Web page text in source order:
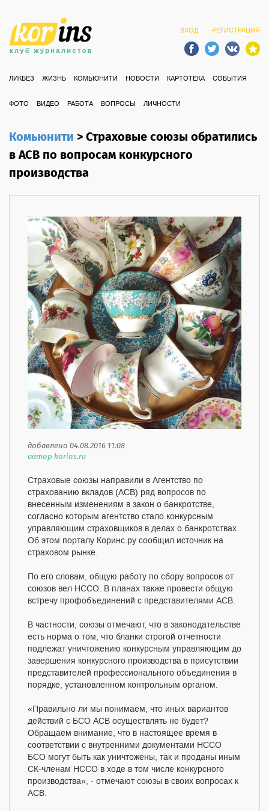
ВХОД РЕГИСТРАЦИЯ
ЛИКБЕЗ ЖИЗНЬ КОМЬЮНИТИ НОВОСТИ КАРТОТЕКА СОБЫТИЯ
ФОТО ВИДЕО РАБОТА ВОПРОСЫ ЛИЧНОСТИ
Комьюнити>Страховые союзы обратились
в АСВ по вопросам конкурсного
производства
добавлено 04.08.2016 11:08
автор korins.ru
Страховые союзы направили в Агентство по
страхованию вкладов (АСВ) ряд вопросов по
внесенным изменениям в закон о банкротстве,
согласно которым агентство стало конкурсным
управляющим страховщиков в делах о банкротствах.
Об этом порталу Коринс.ру сообщил источник на
страховом рынке.
По его словам, общую работу по сбору вопросов от
союзов вел НССО. В планах также провести общую
встречу профобъединений с представителями АСВ.
В частности, союзы отмечают, что в законодательстве
есть норма о том, что бланки строгой отчетности
подлежат уничтожению конкурсным управляющим до
завершения конкурсного производства в присутствии
представителей профессионального объединения в
порядке, установленном контрольным органом.
«Правильно ли мы понимаем, что иных вариантов
действий с БСО АСВ осуществлять не будет?
Обращаем внимание, что в настоящее время в
соответствии с внутренними документами НССО
БСО могут быть как уничтожены, так и проданы иным
СК-членам НССО в ходе в том числе конкурсного
производства», - отмечают союзы в своих вопросах к
АСВ.